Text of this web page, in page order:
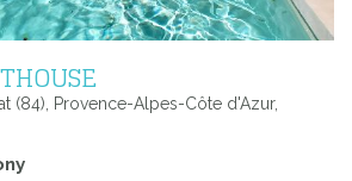
(84), Provence-Alpes-Côte d'Azur,